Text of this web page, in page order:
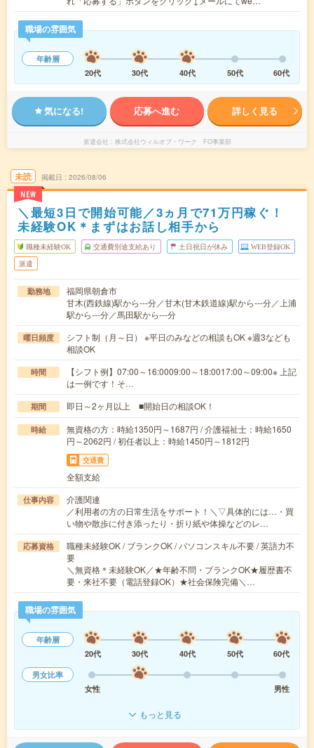
職場の雰囲気
年齢層
20代
30代 40代 50代 60代
気になる! 応募へ進む 詳しく見る
派遣会社 株式会社ウィルオブ・ワーク FO事業部
未読
NEW
掲載日 2026/08/06
＼最短3日で開始可能／3ヵ月で71万円稼ぐ！
未経験OK＊まずはお話し相手から
職種未経験OK 交通費別途支給あり 土日祝日が休み WEB登録OK
派遣
勤務地
福岡県朝倉市
甘木(西鉄線)駅から---分／甘木(甘木鉄道線)駅から---分／上浦
駅から---分／馬田駅から---分
曜日頻度
シフト制（月～日） ※平日のみなどの相談もOK ※週3なども
相談OK
時間
【シフト例】07:00～16:0009:00～18:0017:00～09:00※ 上記
は一例です！そ…
期間 即日～2ヶ月以上 ■開始日の相談OK！
時給
無資格の方：時給1350円～1687円 / 介護福祉士：時給1650
円～2062円 / 初任者以上：時給1450円～1812円
交通費
全額支給
仕事内容
介護関連
／利用者の方の日常生活をサポート！＼▽具体的には…・買
い物や散歩に付き添ったり・折り紙や体操などのレ…
応募資格
職種未経験OK / ブランクOK / パソコンスキル不要 / 英語力不
要
＼無資格＊未経験OK／★年齢不問・ブランクOK★履歴書不
要・来社不要（電話登録OK）★社会保険完備＼…
職場の雰囲気
年齢層
20代
30代 40代 50代
60代
男女比率
女性
男性
もっと見る